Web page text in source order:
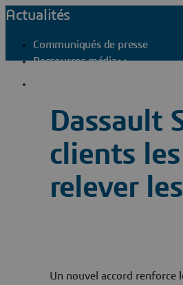
Actualités
Communiqués de presse
Ressources média
Dassault
clients
relever
Un nouvel accord renforce